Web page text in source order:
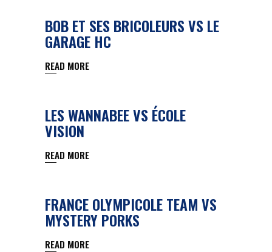
BOB ET SES BRICOLEURS VS LE
GARAGE HC
READ MORE
LES WANNABEE VS ÉCOLE
VISION
READ MORE
FRANCE OLYMPICOLE TEAM VS
MYSTERY PORKS
READ MORE